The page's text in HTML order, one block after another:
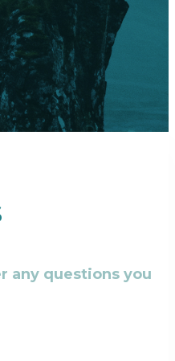
any questions you